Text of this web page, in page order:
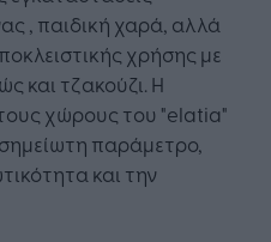
, παιδική χαρά, αλλά
χρήσης με
και τζακούζι. Η
χώρους του "elatia"
παράμετρο,
και την